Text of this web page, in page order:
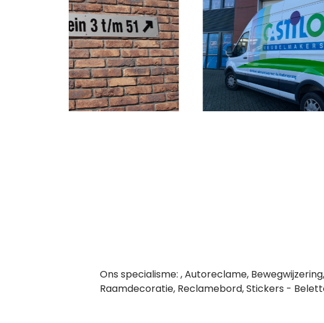
Ons specialisme: , Autoreclame,
Raamdecoratie, Reclamebord, Stickers -